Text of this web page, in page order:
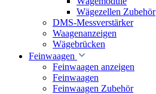
Wägezellen Zubehör
DMS-Messverstärker
Waagenanzeigen
Wägebrücken
Feinwaagen
Feinwaagen anzeigen
Feinwaagen
Feinwaagen Zubehör